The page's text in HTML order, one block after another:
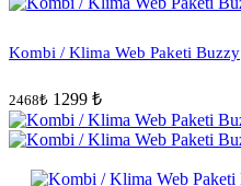
Kombi / Klima Web Paketi Buzzy
2468₺ 1299 ₺